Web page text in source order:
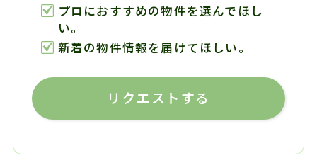
プロにおすすめの物件を選んでほし
い。
新着の物件情報を届けてほしい。
リクエストする